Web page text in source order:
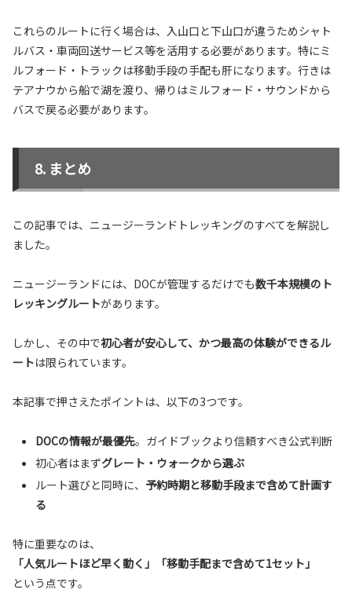
これらのルートに行く場合は、入山口と下山口が違うためシャト
ルバス・車両回送サービス等を活用する必要があります。特にミ
ルフォード・トラックは移動手段の手配も肝になります。行きは
テアナウから船で湖を渡り、帰りはミルフォード・サウンドから
バスで戻る必要があります。
まとめ
この記事では、ニュージーランドトレッキングのすべてを解説し
ました。
ニュージーランドには、DOCが管理するだけでも数千本規模のト
レッキングルートがあります。
しかし、その中で初心者が安心して、かつ最高の体験ができるル
ートは限られています。
本記事で押さえたポイントは、以下の3つです。
DOCの情報が最優先。ガイドブックより信頼すべき公式判断
初心者はまずグレート・ウォークから選ぶ
ルート選びと同時に、 予約時期と移動手段まで含めて計画す
る
特に重要なのは、
「人気ルートほど早く動く」「移動手配まで含めて1セット」
という点です。